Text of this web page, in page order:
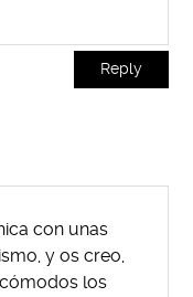
Reply
con unas
y os creo,
los